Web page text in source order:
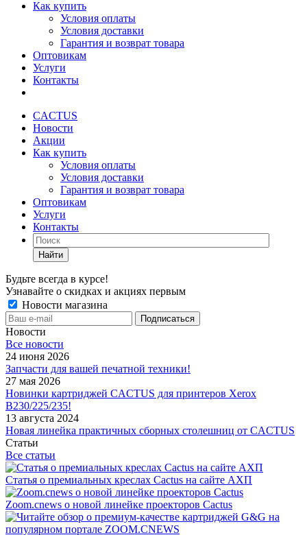
Как купить
Условия оплаты
Условия доставки
Гарантия и возврат товара
Оптовикам
Услуги
Контакты
CACTUS
Новости
Акции
Как купить
Условия оплаты
Условия доставки
Гарантия и возврат товара
Оптовикам
Услуги
Контакты
Найти
Будьте всегда в курсе!
Узнавайте о скидках и акциях первым
Новости магазина
Новости
Все новости
24 июня 2026
Запчасти для вашей печатной техники!
27 мая 2026
Новинки картриджей CACTUS для принтеров Xerox
B230/225/235!
13 августа 2024
Новая линейка практичных сборных столешниц от CACTUS
Статьи
Все статьи
Статья о премиальных креслах Cactus на сайте АХП
Zoom.cnews о новой линейке проекторов Cactus